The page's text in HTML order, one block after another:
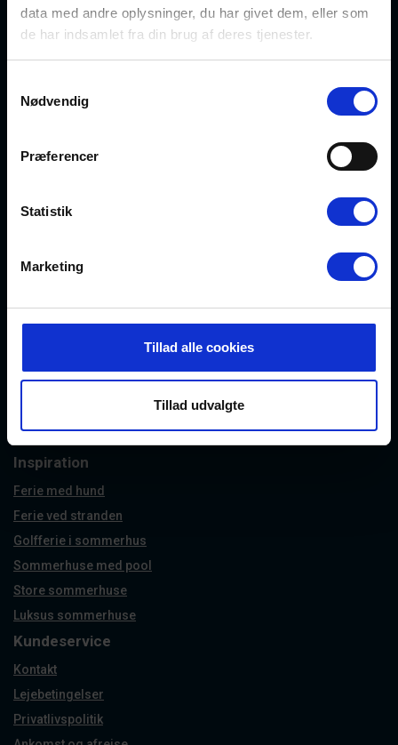
data med andre oplysninger, du har givet dem, eller som
de har indsamlet fra din brug af deres tjenester.
Nødvendig
Præferencer
Statistik
Marketing
Tillad alle cookies
Tillad udvalgte
DK-6854 Henne Strand
76 52 43 11
Se vores Instagram
Søg sommerhuse i
Bork Havn
Inspiration
Ferie med hund
Ferie ved stranden
Golfferie i sommerhus
Sommerhuse med pool
Store sommerhuse
Luksus sommerhuse
Kundeservice
Kontakt
Lejebetingelser
Privatlivspolitik